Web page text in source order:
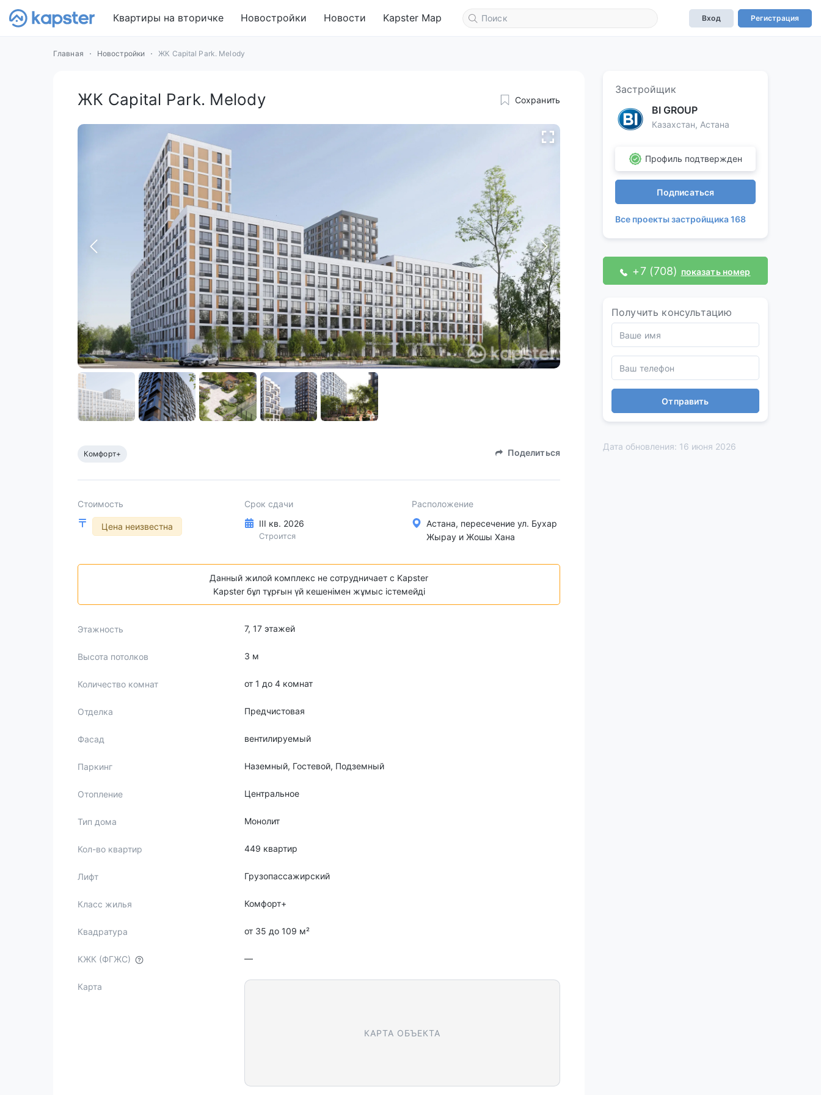
Квартиры на вторичке Новостройки Новости Kapster Map Вход Регистрация
Главная Новостройки ЖК Capital Park. Melody
ЖК Capital Park. Melody Сохранить
Комфорт+ Поделиться
Стоимость
Цена неизвестна
Срок сдачи
III кв. 2026
Строится
Расположение
Астана, пересечение ул. Бухар
Жырау и Жошы Хана
Данный жилой комплекс не сотрудничает с Kapster
Kapster бұл тұрғын үй кешенімен жұмыс істемейді
Этажность 7, 17 этажей
Высота потолков 3 м
Количество комнат от 1 до 4 комнат
Отделка Предчистовая
Фасад вентилируемый
Паркинг Наземный, Гостевой, Подземный
Отопление Центральное
Тип дома Монолит
Кол-во квартир 449 квартир
Лифт Грузопассажирский
Класс жилья Комфорт+
Квадратура от 35 до 109 м²
КЖК (ФГЖС) —
Карта
КАРТА ОБЪЕКТА
Застройщик
BI GROUP
Казахстан, Астана
Профиль подтвержден
Подписаться
Все проекты застройщика 168
+7 (708) показать номер
Получить консультацию
Отправить
Дата обновления: 16 июня 2026